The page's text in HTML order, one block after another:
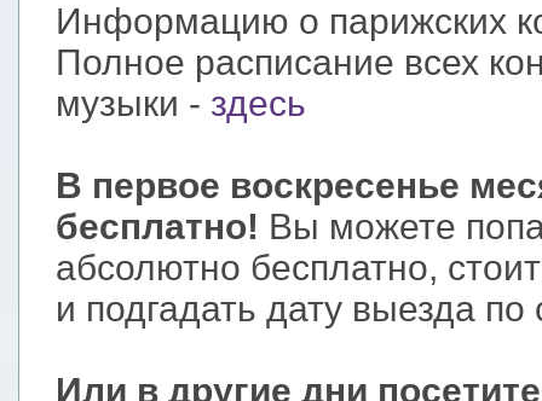
Информацию о парижских
Полное расписание всех
музыки - здесь
В первое воскресенье
бесплатно! Вы можете
абсолютно бесплатно,
и подгадать дату выезда по
Или в другие дни